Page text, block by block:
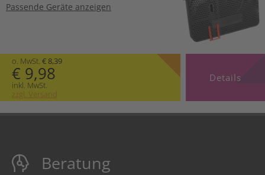
Passende Geräte anzeigen
o. MwSt. € 8,39
€ 9,98
inkl. MwSt.
zzgl. Versand
Details
Beratung